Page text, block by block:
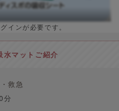
インが必要です。
水マットご紹介
救急
分